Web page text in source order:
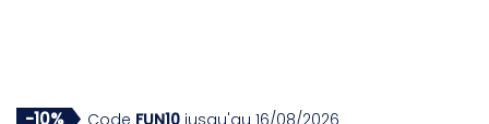
-10% Code FUN10 jusqu'au 16/08/2026